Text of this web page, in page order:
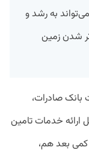
به رشد و
شدن زمین
بانک صادرات،
ارائه خدمات تامین
کمی بعد هم،